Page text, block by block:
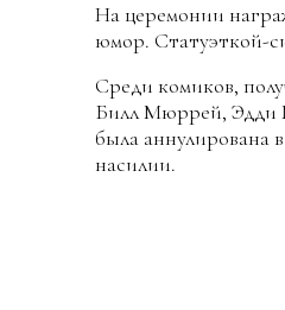
На церемонии
юмор. Статуэткой-
Среди комиков,
Билл Мюррей, Эдди
была аннулирована
насилии.